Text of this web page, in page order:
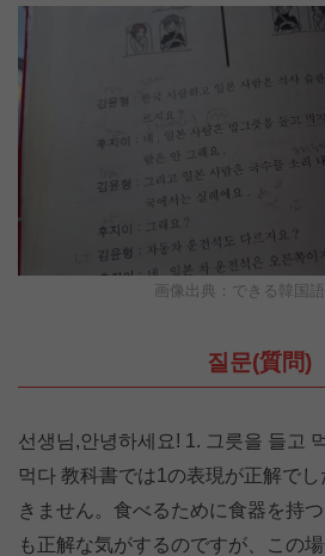
画像出典：できる韓国
질문(質問)
선생님,안녕하세요! 1. 그릇을 들고
먹다 教科書では1の表現が正解で
きません。食べるために食器を持
も正解な気がするのですが、この